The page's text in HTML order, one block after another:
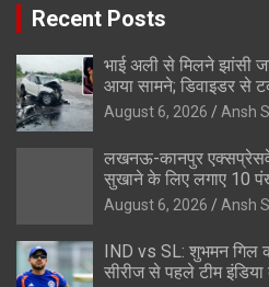
Recent Posts
भाई अली से मिलने झांसी
आया सामने; डिवाइडर से
August 6, 2026 Ansh
लखनऊ-कानपुर
सुखाने के लिए लगाए 10
August 6, 2026 Ansh
IND vs SL: शुभमन गिल
सीरीज से पहले टीम